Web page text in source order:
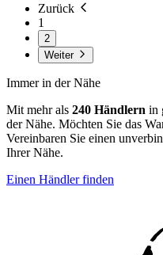
Zurück
1
2
Weiter
Immer in der Nähe
Mit mehr als 240 Händlern in
der Nähe. Möchten Sie das
Vereinbaren Sie einen
Ihrer Nähe.
Einen Händler finden